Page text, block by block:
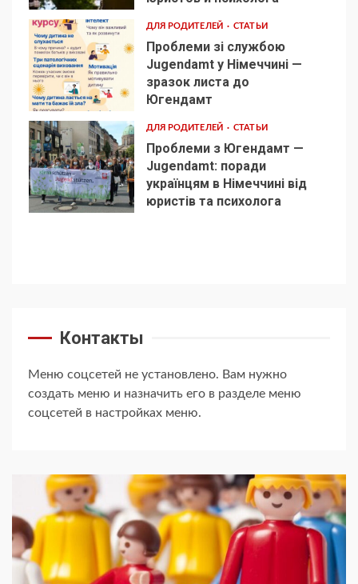
4
ДЛЯ РОДИТЕЛЕЙ СТАТЬИ
Проблеми зі службою
Jugendamt у Німеччині —
зразок листа до
Югендамт
5
ДЛЯ РОДИТЕЛЕЙ СТАТЬИ
Проблеми з Югендамт —
Jugendamt: поради
українцям в Німеччині від
юристів та психолога
Контакты
Меню соцсетей не установлено. Вам нужно
создать меню и назначить его в разделе меню
соцсетей в настройках меню.